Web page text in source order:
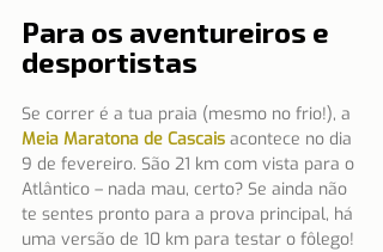
Para os aventureiros e
desportistas
Se correr é a tua praia (mesmo no frio!), a
Meia Maratona de Cascais acontece no dia
9 de fevereiro. São 21 km com vista para o
Atlântico – nada mau, certo? Se ainda não
te sentes pronto para a prova principal, há
uma versão de 10 km para testar o fôlego!